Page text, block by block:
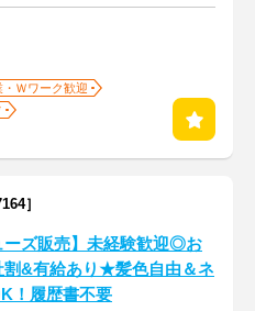
・Ｗワーク歓迎
］
ーズ販売】未経験歓迎◎お
割&有給あり★髪色自由＆ネ
！履歴書不要